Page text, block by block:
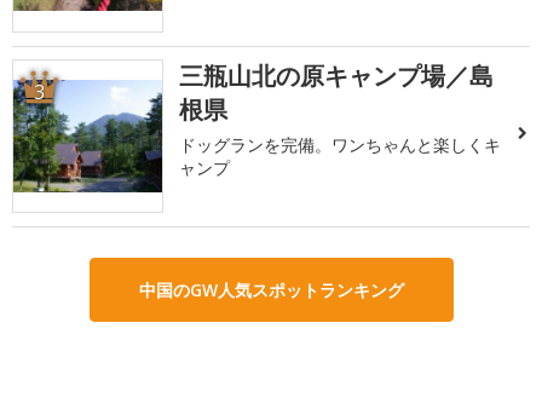
3
三瓶山北の原キャンプ場／島
根県
ドッグランを完備。ワンちゃんと楽しくキ
ャンプ
中国のGW人気スポットランキング